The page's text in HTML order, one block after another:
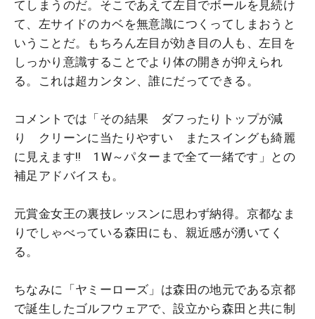
てしまうのだ。そこであえて左目でボールを見続け
て、左サイドのカベを無意識につくってしまおうと
いうことだ。もちろん左目が効き目の人も、左目を
しっかり意識することでより体の開きが抑えられ
る。これは超カンタン、誰にだってできる。
コメントでは「その結果 ダフったりトップが減
り クリーンに当たりやすい またスイングも綺麗
に見えます!! 1W～パターまで全て一緒です」との
補足アドバイスも。
元賞金女王の裏技レッスンに思わず納得。京都なま
りでしゃべっている森田にも、親近感が湧いてく
る。
ちなみに「ヤミーローズ」は森田の地元である京都
で誕生したゴルフウェアで、設立から森田と共に制